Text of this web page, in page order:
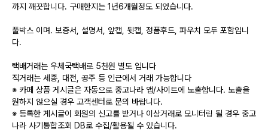
까지 깨끗합니다. 구매한지는 1년6개월정도 되었습니다.
풀박스 이며. 보증서, 설명서, 앞캡, 뒷캡, 정품후드, 파우치 모두 포함입니
다.
택배거래는 우체국택배로 5천원 별도 입니다
직거래는 세종, 대전, 공주 등 인근에서 거래 가능합니다
※ 카페 상품 게시글은 자동으로 중고나라 앱/사이트에 노출합니다. 노출을
원하지 않으실 경우 고객센터로 문의 바랍니다.
※ 등록한 게시글이 회원의 신고를 받거나 이상거래로 모니터링 될 경우 중고
나라 사기통합조회 DB로 수집/활용될 수 있습니다.